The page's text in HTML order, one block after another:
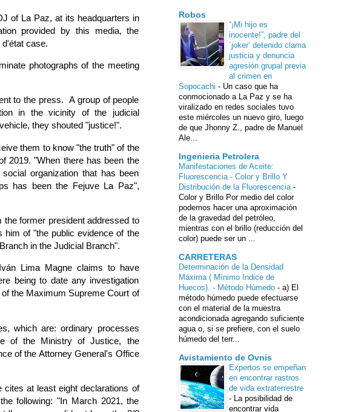
of La Paz, at its headquarters in
provided by this media, the
d'état case.
photographs of the meeting
to the press. A group of people
in the vicinity of the judicial
they shouted "justice!".
them to know "the truth" of the
2019. "When there has been the
organization that has been
has been the Fejuve La Paz",
the former president addressed to
him of "the public evidence of the
in the Judicial Branch".
Lima Magne claims to have
being to date any investigation
the Maximum Supreme Court of
which are: ordinary processes
of the Ministry of Justice, the
of the Attorney General's Office
at least eight declarations of
following: "In March 2021, the
Robos
“¡Mi hijo es
inocente!”, padre del
´joker’ detenido clama
justicia y denuncia
agresión grupal previa
al crimen en
Sopocachi - Un caso que ha
conmocionado a La Paz y se ha
viralizado en redes sociales tuvo
este miércoles un nuevo giro, luego
de que Jhonny Z., padre de Manuel
Ale...
Ingenieria Petrolera
Manifestaciones de Aceite:
Fluorescencia - Color y Brillo Y
Distribución de la Fluorescencia -
Color y Brillo Por medio del color
podemos hacer una aproximación
de la gravedad del petróleo,
mientras con el brillo (reducción del
color) puede ser un ...
CARRETERAS
Determinación de la Densidad
Máxima ( Mínimo Indice de
Huecos). - Método Húmedo - a) El
método húmedo puede efectuarse
con el material de la muestra
acondicionada agregando suficiente
agua o, si se prefiere, con el suelo
húmedo del terr...
Avistamiento de Ovnis
Expertos se empeñan
en encontrar rastros
de vida extraterrestre
- La posibilidad de
encontrar vida